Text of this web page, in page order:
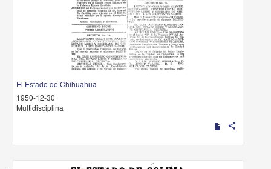
El Estado de Chihuahua
1950-12-30
Multidisciplina
share